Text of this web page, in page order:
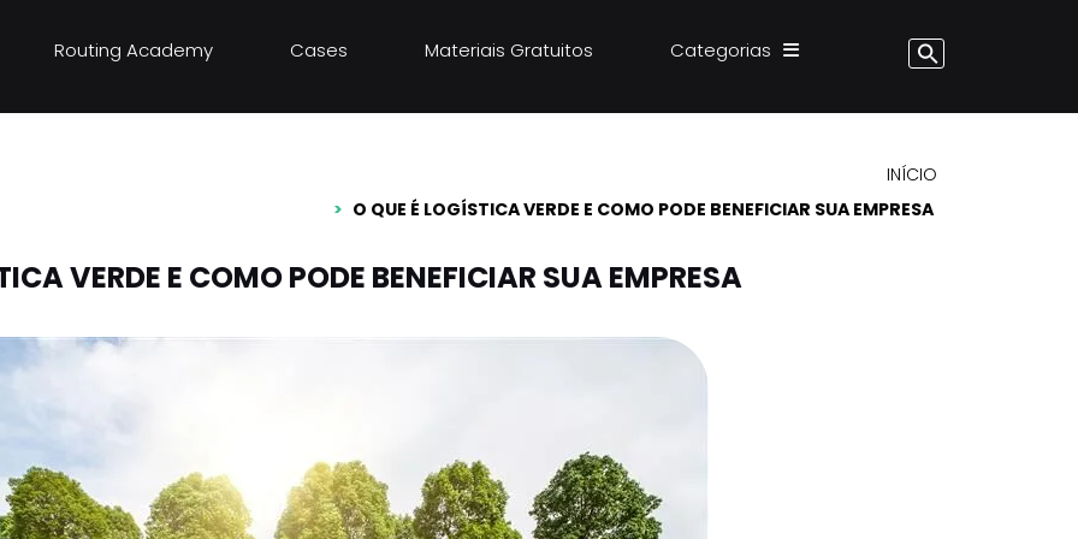
Routing Academy Cases Materiais Gratuitos Categorias
e como
INÍCIO
O QUE É LOGÍSTICA VERDE E COMO PODE BENEFICIAR SUA EMPRESA
VERDE E COMO PODE BENEFICIAR SUA EMPRESA